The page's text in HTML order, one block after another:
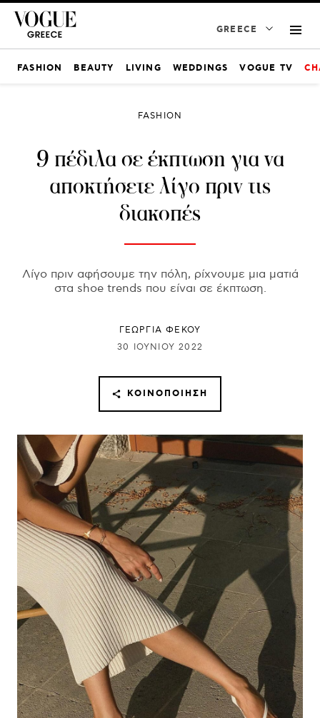
GREECE
FASHION BEAUTY LIVING WEDDINGS VOGUE TV
FASHION
9 πέδιλα σε έκπτωση για να
αποκτήσετε λίγο πριν τις
διακοπές
Λίγο πριν αφήσουμε την πόλη, ρίχνουμε μια ματιά
στα shoe trends που είναι σε έκπτωση.
ΓΕΩΡΓΙΑ ΦΕΚΟΥ
30 ΙΟΥΝΊΟΥ 2022
ΚΟΙΝΟΠΟΊΗΣΗ